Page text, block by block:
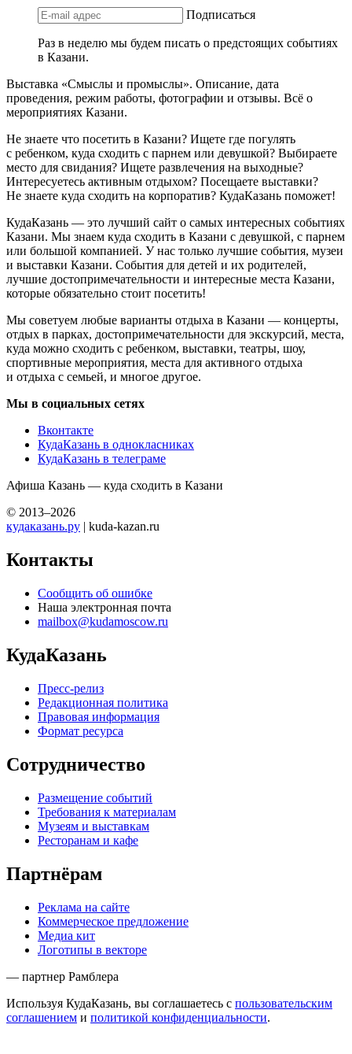
Подписаться
Раз в неделю мы будем писать о предстоящих событиях
в Казани.
Выставка «Смыслы и промыслы». Описание, дата
проведения, режим работы, фотографии и отзывы. Всё о
мероприятиях Казани.
Не знаете что посетить в Казани? Ищете где погулять
с ребенком, куда сходить с парнем или девушкой? Выбираете
место для свидания? Ищете развлечения на выходные?
Интересуетесь активным отдыхом? Посещаете выставки?
Не знаете куда сходить на корпоратив? КудаКазань поможет!
КудаКазань — это лучший сайт о самых интересных событиях
Казани. Мы знаем куда сходить в Казани с девушкой, с парнем
или большой компанией. У нас только лучшие события, музеи
и выставки Казани. События для детей и их родителей,
лучшие достопримечательности и интересные места Казани,
которые обязательно стоит посетить!
Мы советуем любые варианты отдыха в Казани — концерты,
отдых в парках, достопримечательности для экскурсий, места,
куда можно сходить с ребенком, выставки, театры, шоу,
спортивные мероприятия, места для активного отдыха
и отдыха с семьей, и многое другое.
Мы в социальных сетях
Вконтакте
КудаКазань в однокласниках
КудаКазань в телеграме
Афиша Казань — куда сходить в Казани
© 2013–2026
кудаказань.ру | kuda-kazan.ru
Контакты
Сообщить об ошибке
Наша электронная почта
mailbox@kudamoscow.ru
КудаКазань
Пресс-релиз
Редакционная политика
Правовая информация
Формат ресурса
Сотрудничество
Размещение событий
Требования к материалам
Музеям и выставкам
Ресторанам и кафе
Партнёрам
Реклама на сайте
Коммерческое предложение
Медиа кит
Логотипы в векторе
— партнер Рамблера
Используя КудаКазань, вы соглашаетесь с пользовательским
соглашением и политикой конфиденциальности.